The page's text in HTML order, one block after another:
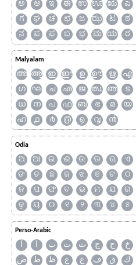
ಅ ಆ ಇ ಈ ಉ ಊ ಋ ಎ
ಗ
ಘ ಚ ಛ ಜ ಝ ಟ ಠ
ನ
ಪ ಫ ಬ ಭ ಮ ಯ ರ
Malyalam
അ ആ ഇ ഈ ഉ ഊ ഋ എ
ഗ
ഘ ച ഛ ജ ഝ ഞ ട
ധ
ന പ ഫ ബ ഭ മ യ
ഹ
൧ ൪ ൫ ൭ ൮ ൯
Odia
ଅ ଆ ଇ ଈ ଉ ଊ ଋ ଏ
ଙ
ଚ ଛ ଜ ଝ ଞ ଟ ଠ
ନ
ପ ଫ ବ ଭ ମ ଯ ର
ଢ଼
ୟ ୦ ୧ ୨ ୩ ୪ ୫
Perso-Arabic
آ ا ب ت ث ج ح خ
ض
ط ظ ع غ ف ق ك